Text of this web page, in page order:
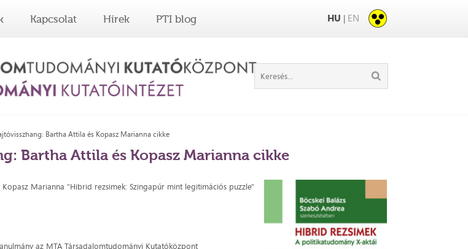
Kapcsolat Hírek PTI blog HU | EN
Bartha Attila és Kopasz Marianna cikke
Bartha Attila és Kopasz Marianna cikke
Marianna "Hibrid rezsimek: Szingapúr mint legitimációs puzzle"
az MTA Társadalomtudományi Kutatóközpont